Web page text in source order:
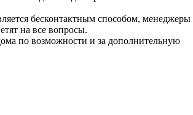
бесконтактным способом, менеджеры
на все вопросы.
по возможности и за дополнительную